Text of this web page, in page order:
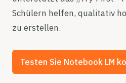
Schülern helfen, qualitativ
zu erstellen.
Testen Sie Notebook LM